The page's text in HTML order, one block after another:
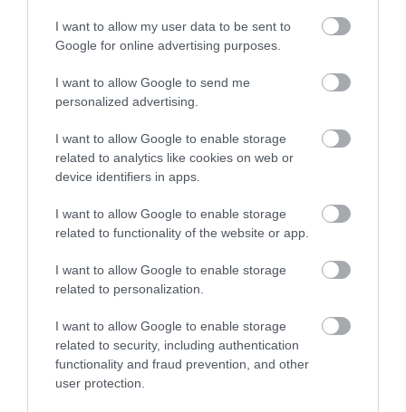
I want to allow my user data to be sent to
Google for online advertising purposes.
I want to allow Google to send me
personalized advertising.
I want to allow Google to enable storage
related to analytics like cookies on web or
device identifiers in apps.
I want to allow Google to enable storage
related to functionality of the website or app.
I want to allow Google to enable storage
related to personalization.
I want to allow Google to enable storage
related to security, including authentication
functionality and fraud prevention, and other
user protection.
07.08.2026 | 09:45
στην Ελλάδα – Έξι νεκροί και 20
ασθενείς σε νοσηλεία
Υπό έλεγχο η φωτιά στην Σκύρο –
Συνελήφθη μία 63χρονη γυναίκα
Εύβοια: Σε αυτό το γραφικό χωριό
μοίρασαν Κεσκέσι τη
Μεταμόρφωση του Σωτήρος
Ποιες περιοχές δεν θα έχουν
ρεύμα σήμερα στην Εύβοια
Όλες οι τελευταίες ειδήσεις
Η Κύμη στο επίκεντρο